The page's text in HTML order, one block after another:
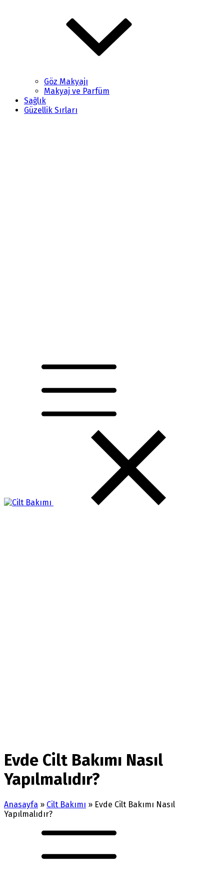
Göz Makyajı
Makyaj ve Parfüm
Sağlık
Güzellik Sırları
Evde Cilt Bakımı Nasıl
Yapılmalıdır?
Anasayfa » Cilt Bakımı » Evde Cilt Bakımı Nasıl
Yapılmalıdır?